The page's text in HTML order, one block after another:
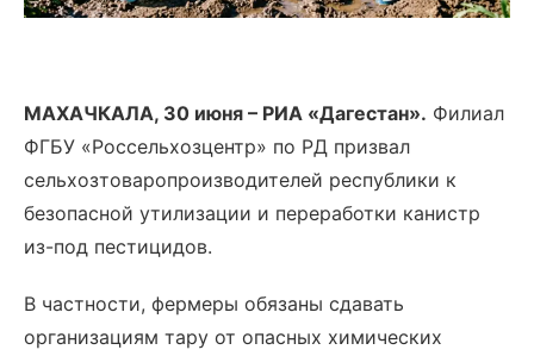
МАХАЧКАЛА, 30 июня – РИА «Дагестан». Филиал
ФГБУ «Россельхозцентр» по РД призвал
сельхозтоваропроизводителей республики к
безопасной утилизации и переработки канистр
из-под пестицидов.
В частности, фермеры обязаны сдавать
организациям тару от опасных химических